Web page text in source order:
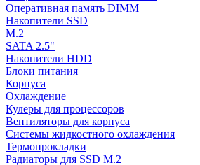
Оперативная память DIMM
Накопители SSD
M.2
SATA 2.5"
Накопители HDD
Блоки питания
Корпуса
Охлаждение
Кулеры для процессоров
Вентиляторы для корпуса
Системы жидкостного охлаждения
Термопрокладки
Радиаторы для SSD M.2